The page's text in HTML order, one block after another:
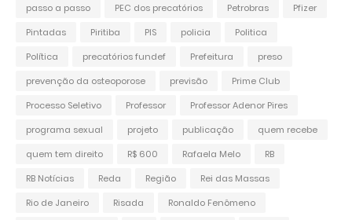
passo a passo
PEC dos precatórios Petrobras
Pfizer
Pintadas
Piritiba PIS policia
Politica
Política
precatórios fundef Prefeitura
preso
prevenção da osteoporose
previsão
Prime Club
Processo Seletivo
Professor
Professor Adenor Pires
programa sexual
projeto publicação
quem recebe
quem tem direito
R$ 600 Rafaela Melo
RB
RB Notícias
Reda Região
Rei das Massas
Rio de Janeiro
Risada
Ronaldo Fenômeno